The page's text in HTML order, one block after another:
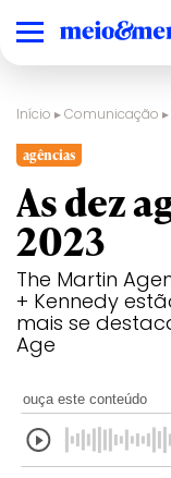
Início ▸Comunicação ▸
agências
As dez
2023
The Martin
+ Kennedy
mais se
Age
ouça este conteúdo